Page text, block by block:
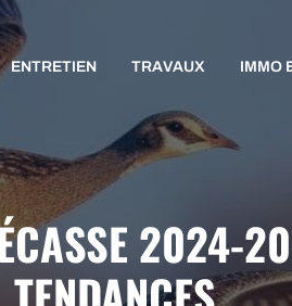
ENTRETIEN TRAVAUX IMMO
2024-